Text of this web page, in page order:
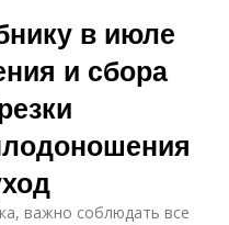
в июле
и сбора
важно соблюдать все